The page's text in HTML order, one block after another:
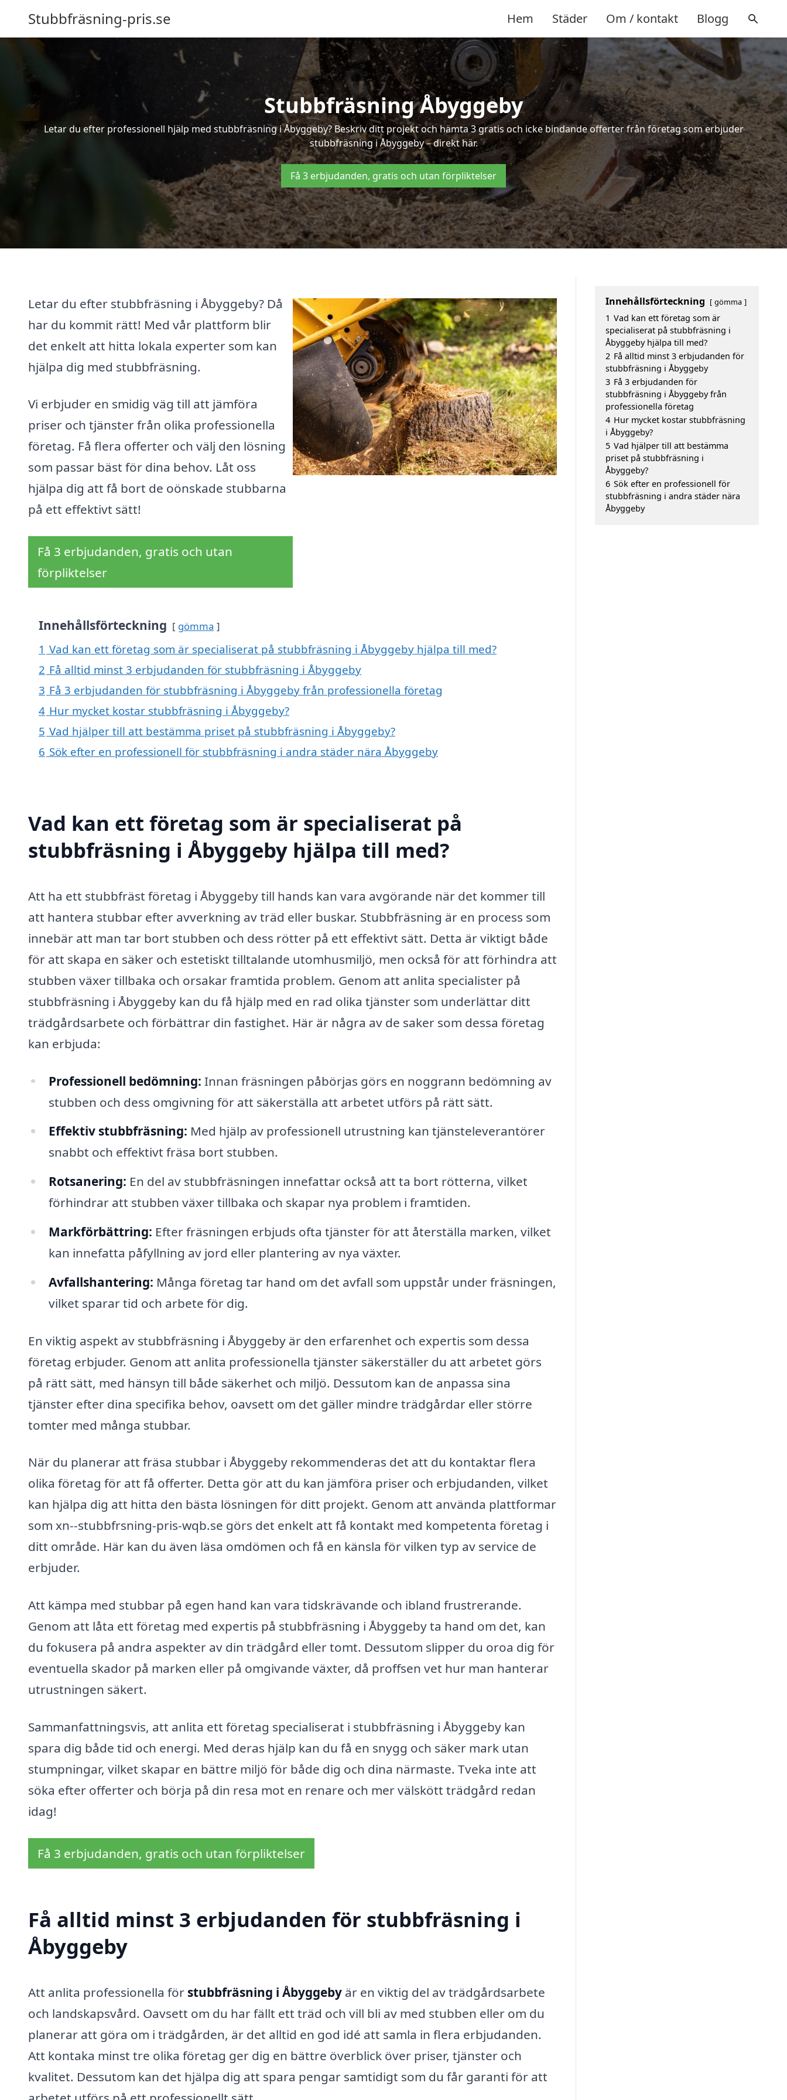
Stubbfräsning-pris.se Hem Städer Om / kontakt Blogg
Stubbfräsning Åbyggeby
Letar du efter professionell hjälp med stubbfräsning i Åbyggeby? Beskriv ditt projekt och hämta 3 gratis och icke bindande offerter från företag som erbjuder
stubbfräsning i Åbyggeby – direkt här.
Få 3 erbjudanden, gratis och utan förpliktelser
Letar du efter stubbfräsning i Åbyggeby? Då
har du kommit rätt! Med vår plattform blir
det enkelt att hitta lokala experter som kan
hjälpa dig med stubbfräsning.
Vi erbjuder en smidig väg till att jämföra
priser och tjänster från olika professionella
företag. Få flera offerter och välj den lösning
som passar bäst för dina behov. Låt oss
hjälpa dig att få bort de oönskade stubbarna
på ett effektivt sätt!
Få 3 erbjudanden, gratis och utan
förpliktelser
Innehållsförteckning gömma
1 Vad kan ett företag som är specialiserat på stubbfräsning i Åbyggeby hjälpa till med?
2 Få alltid minst 3 erbjudanden för stubbfräsning i Åbyggeby
3 Få 3 erbjudanden för stubbfräsning i Åbyggeby från professionella företag
4 Hur mycket kostar stubbfräsning i Åbyggeby?
5 Vad hjälper till att bestämma priset på stubbfräsning i Åbyggeby?
6 Sök efter en professionell för stubbfräsning i andra städer nära Åbyggeby
Vad kan ett företag som är specialiserat på
stubbfräsning i Åbyggeby hjälpa till med?
Att ha ett stubbfräst företag i Åbyggeby till hands kan vara avgörande när det kommer till
att hantera stubbar efter avverkning av träd eller buskar. Stubbfräsning är en process som
innebär att man tar bort stubben och dess rötter på ett effektivt sätt. Detta är viktigt både
för att skapa en säker och estetiskt tilltalande utomhusmiljö, men också för att förhindra att
stubben växer tillbaka och orsakar framtida problem. Genom att anlita specialister på
stubbfräsning i Åbyggeby kan du få hjälp med en rad olika tjänster som underlättar ditt
trädgårdsarbete och förbättrar din fastighet. Här är några av de saker som dessa företag
kan erbjuda:
Professionell bedömning: Innan fräsningen påbörjas görs en noggrann bedömning av
stubben och dess omgivning för att säkerställa att arbetet utförs på rätt sätt.
Effektiv stubbfräsning: Med hjälp av professionell utrustning kan tjänsteleverantörer
snabbt och effektivt fräsa bort stubben.
Rotsanering: En del av stubbfräsningen innefattar också att ta bort rötterna, vilket
förhindrar att stubben växer tillbaka och skapar nya problem i framtiden.
Markförbättring: Efter fräsningen erbjuds ofta tjänster för att återställa marken, vilket
kan innefatta påfyllning av jord eller plantering av nya växter.
Avfallshantering: Många företag tar hand om det avfall som uppstår under fräsningen,
vilket sparar tid och arbete för dig.
En viktig aspekt av stubbfräsning i Åbyggeby är den erfarenhet och expertis som dessa
företag erbjuder. Genom att anlita professionella tjänster säkerställer du att arbetet görs
på rätt sätt, med hänsyn till både säkerhet och miljö. Dessutom kan de anpassa sina
tjänster efter dina specifika behov, oavsett om det gäller mindre trädgårdar eller större
tomter med många stubbar.
När du planerar att fräsa stubbar i Åbyggeby rekommenderas det att du kontaktar flera
olika företag för att få offerter. Detta gör att du kan jämföra priser och erbjudanden, vilket
kan hjälpa dig att hitta den bästa lösningen för ditt projekt. Genom att använda plattformar
som xn--stubbfrsning-pris-wqb.se görs det enkelt att få kontakt med kompetenta företag i
ditt område. Här kan du även läsa omdömen och få en känsla för vilken typ av service de
erbjuder.
Att kämpa med stubbar på egen hand kan vara tidskrävande och ibland frustrerande.
Genom att låta ett företag med expertis på stubbfräsning i Åbyggeby ta hand om det, kan
du fokusera på andra aspekter av din trädgård eller tomt. Dessutom slipper du oroa dig för
eventuella skador på marken eller på omgivande växter, då proffsen vet hur man hanterar
utrustningen säkert.
Sammanfattningsvis, att anlita ett företag specialiserat i stubbfräsning i Åbyggeby kan
spara dig både tid och energi. Med deras hjälp kan du få en snygg och säker mark utan
stumpningar, vilket skapar en bättre miljö för både dig och dina närmaste. Tveka inte att
söka efter offerter och börja på din resa mot en renare och mer välskött trädgård redan
idag!
Få 3 erbjudanden, gratis och utan förpliktelser
Få alltid minst 3 erbjudanden för stubbfräsning i
Åbyggeby
Att anlita professionella för stubbfräsning i Åbyggeby är en viktig del av trädgårdsarbete
och landskapsvård. Oavsett om du har fällt ett träd och vill bli av med stubben eller om du
planerar att göra om i trädgården, är det alltid en god idé att samla in flera erbjudanden.
Att kontaka minst tre olika företag ger dig en bättre överblick över priser, tjänster och
kvalitet. Dessutom kan det hjälpa dig att spara pengar samtidigt som du får garanti för att
Innehållsförteckning gömma
1 Vad kan ett företag som är
specialiserat på stubbfräsning i
Åbyggeby hjälpa till med?
2 Få alltid minst 3 erbjudanden för
stubbfräsning i Åbyggeby
3 Få 3 erbjudanden för
stubbfräsning i Åbyggeby från
professionella företag
4 Hur mycket kostar stubbfräsning
i Åbyggeby?
5 Vad hjälper till att bestämma
priset på stubbfräsning i
Åbyggeby?
6 Sök efter en professionell för
stubbfräsning i andra städer nära
Åbyggeby